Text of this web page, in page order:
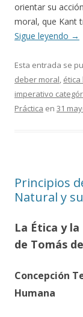
orientar su
moral, que Kant
Sigue leyendo →
Esta entrada se
deber moral,
imperativo
Práctica en 31
Principios
Natural y
La Ética y
de Tomás
Concepción
Humana